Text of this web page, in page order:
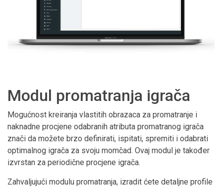
Modul promatranja igrača
Mogućnost kreiranja vlastitih obrazaca za promatranje i
naknadne procjene odabranih atributa promatranog igrača
znači da možete brzo definirati, ispitati, spremiti i odabrati
optimalnog igrača za svoju momčad. Ovaj modul je također
izvrstan za periodične procjene igrača.
Zahvaljujući modulu promatranja, izradit ćete detaljne profile